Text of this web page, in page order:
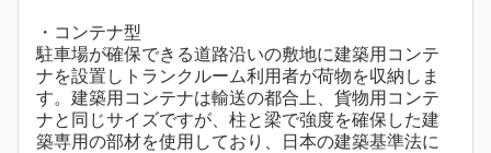
・コンテナ型
駐車場が確保できる道路沿いの敷地に建築用コンテ
ナを設置しトランクルーム利用者が荷物を収納しま
す。建築用コンテナは輸送の都合上、貨物用コンテ
ナと同じサイズですが、柱と梁で強度を確保した建
築専用の部材を使用しており、日本の建築基準法に